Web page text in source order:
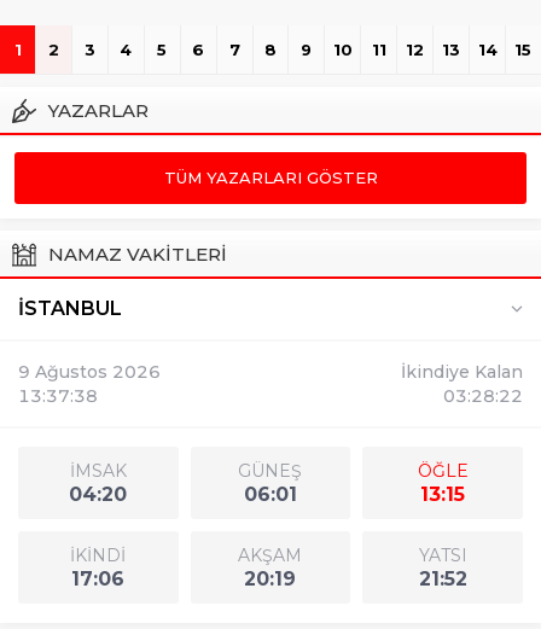
1 2 3 4 5 6 7 8 9 10 11 12 13 14 15
YAZARLAR
TÜM YAZARLARI GÖSTER
NAMAZ VAKİTLERİ
İSTANBUL
9 Ağustos 2026
13:37:39
İkindiye Kalan
03:28:22
İMSAK
04:20
GÜNEŞ
06:01
ÖĞLE
13:15
İKİNDİ
17:06
AKŞAM
20:19
YATSI
21:52